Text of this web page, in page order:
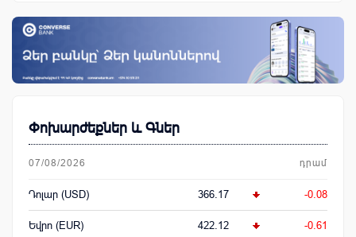
Փոխարժեքներ և Գներ
07/08/2026 դրամ
Դոլար (USD) 366.17 -0.08
Եվրո (EUR) 422.12 -0.61